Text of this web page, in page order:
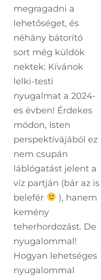
megragadni a
lehetőséget, és
néhány bátorító
sort még küldök
nektek: Kívánok
lelki-testi
nyugalmat a 2024-
es évben! Érdekes
módon, Isten
perspektívájából ez
nem csupán
láblógatást jelent a
víz partján (bár az is
belefér
), hanem
kemény
teherhordozást. De
nyugalommal!
Hogyan lehetséges
nyugalommal